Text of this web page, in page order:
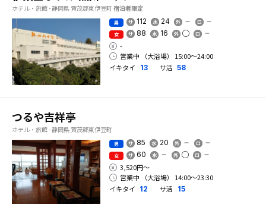
ホテル・旅館 - 静岡県 賀茂郡東伊豆町宿泊者限定
男 112 24
女 88 16
-
営業中 （大浴場） 15:00〜24:00
イキタイ
13 サ活 58
つるや吉祥亭
ホテル・旅館 - 静岡県 賀茂郡東伊豆町
男 85 20
女 60
3,520円〜
営業中 （大浴場） 14:00〜23:30
イキタイ 12 サ活 15